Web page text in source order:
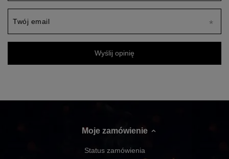
Twój email
Wyślij opinię
Moje zamówienie
Status zamówienia